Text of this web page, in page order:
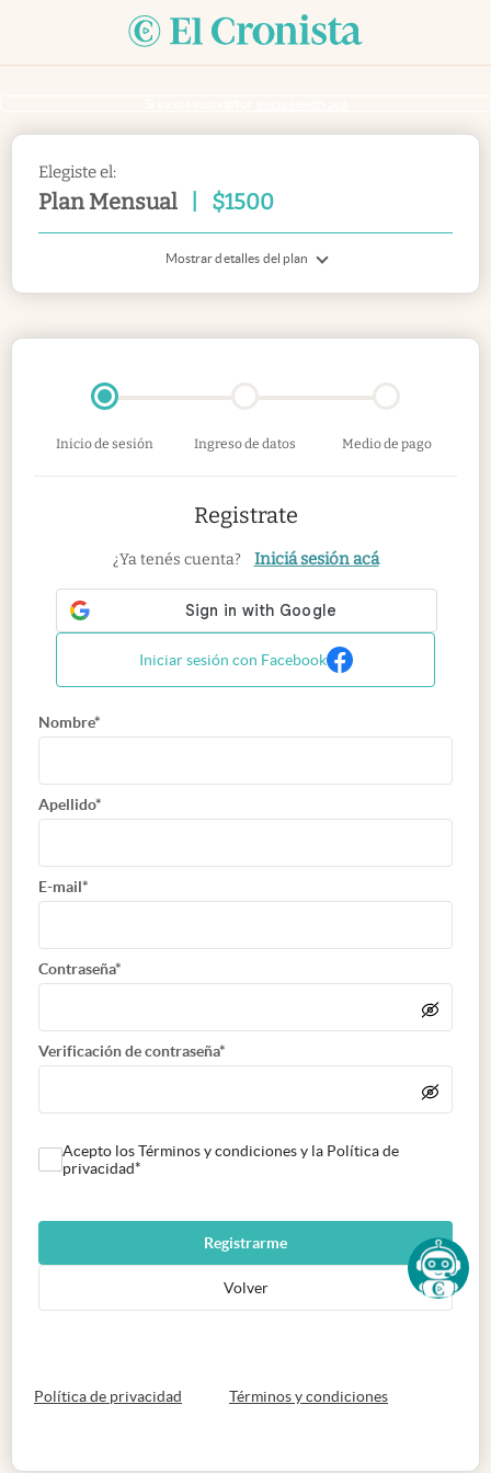
Elegiste el:
Plan Mensual $1500
Mostrar detalles del plan
Inicio de sesión Ingreso de datos Medio de pago
Registrate
¿Ya tenés cuenta? Iniciá sesión acá
Iniciar sesión con Facebook
Nombre*
Apellido*
E-mail*
Contraseña*
Verificación de contraseña*
Acepto los Términos y condiciones y la Política de
privacidad*
Registrarme
Volver
Política de privacidad abre en nueva pestaña
Términos y condicionesabre en nueva